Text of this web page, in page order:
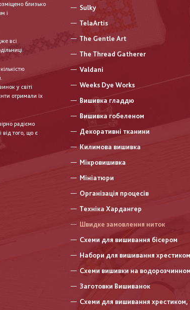
близько
і
всі
у світі
отримали їх
радіємо
того, що є
Sulky
TelaArtis
The Gentle Art
The Thread Gatherer
Valdani
Weeks Dye Works
Вишивка гладдю
Вишивка гобеленом
Декоративні тканини
Килимова вишивка
Мікровишивка
Мініатюри
Організація процесів
Техніка Хардангер
Швидке замовлення ниток
Схеми для вишивання бісером
Набори для вишивання хрестиком
Схеми вишивки на
Заготовки Вишиванок
Схеми для вишивання